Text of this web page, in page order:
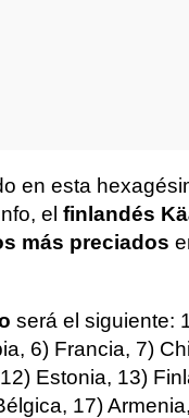
en esta
el finlandés
más preciados
será el siguiente:
6) Francia, 7)
Estonia, 13)
17)